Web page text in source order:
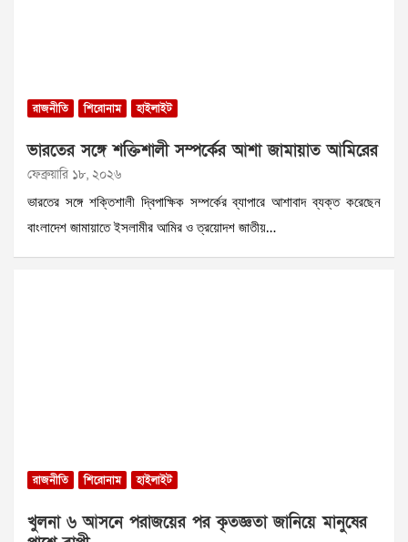
রাজনীতি শিরোনাম হাইলাইট
ভারতের সঙ্গে শক্তিশালী সম্পর্কের আশা জামায়াত আমিরের
ফেব্রুয়ারি ১৮, ২০২৬
ভারতের সঙ্গে শক্তিশালী দ্বিপাক্ষিক সম্পর্কের ব্যাপারে আশাবাদ ব্যক্ত করেছেন
বাংলাদেশ জামায়াতে ইসলামীর আমির ও ত্রয়োদশ জাতীয়…
রাজনীতি শিরোনাম হাইলাইট
খুলনা ৬ আসনে পরাজয়ের পর কৃতজ্ঞতা জানিয়ে মানুষের